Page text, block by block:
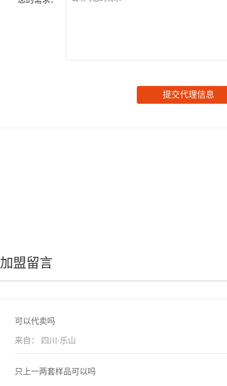
提交代理信息
加盟留言
可以代卖吗
来自： 四川·乐山
只上一两套样品可以吗